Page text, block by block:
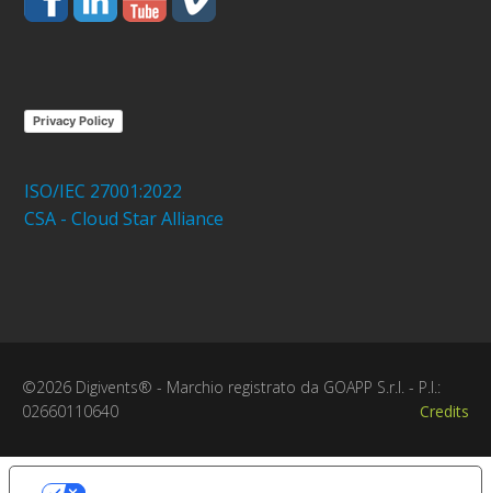
Privacy Policy
ISO/IEC 27001:2022
CSA - Cloud Star Alliance
©2026 Digivents® - Marchio registrato da GOAPP S.r.l. - P.I.:
02660110640
Credits